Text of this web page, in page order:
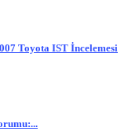
Toyota IST İncelemesi